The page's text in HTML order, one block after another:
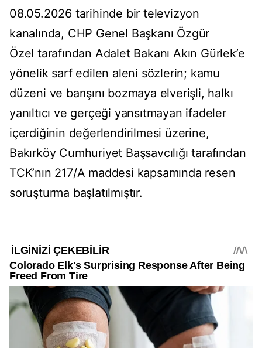
08.05.2026 tarihinde bir televizyon
kanalında, CHP Genel Başkanı Özgür
Özel tarafından Adalet Bakanı Akın Gürlek’e
yönelik sarf edilen aleni sözlerin; kamu
düzeni ve barışını bozmaya elverişli, halkı
yanıltıcı ve gerçeği yansıtmayan ifadeler
içerdiğinin değerlendirilmesi üzerine,
Bakırköy Cumhuriyet Başsavcılığı tarafından
TCK’nın 217/A maddesi kapsamında resen
soruşturma başlatılmıştır.